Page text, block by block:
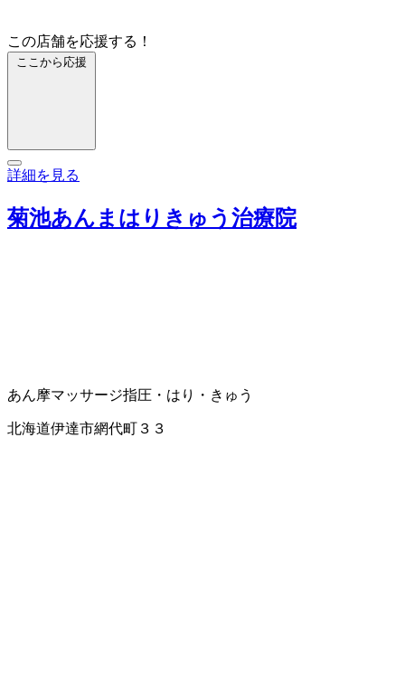
この店舗を応援する！
ここから応援
詳細を見る
菊池あんまはりきゅう治療院
あん摩マッサージ指圧・はり・きゅう
北海道伊達市網代町３３